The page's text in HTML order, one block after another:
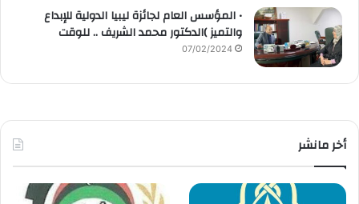
• المؤسس العام لجائزة ليبيا الدولية للإبداع
والتميز )الدكتور محمد الشريف .. للوقت
07/02/2024
أخر مانشر